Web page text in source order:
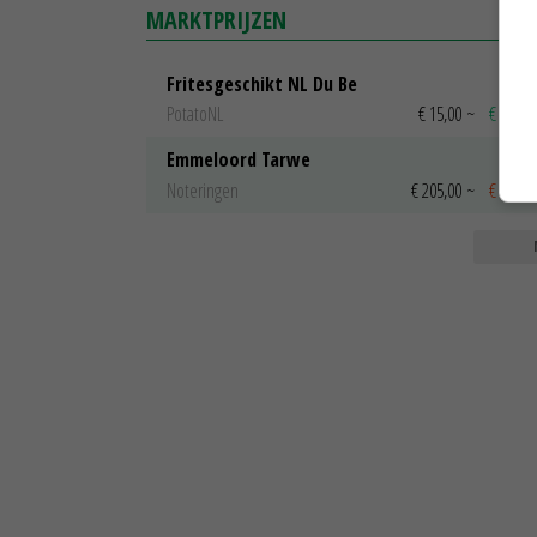
MARKTPRIJZEN
Fritesgeschikt NL Du Be
PotatoNL
€ 15,00 ~ € 23,00
Emmeloord Tarwe
Noteringen
€ 205,00 ~ € 208,00